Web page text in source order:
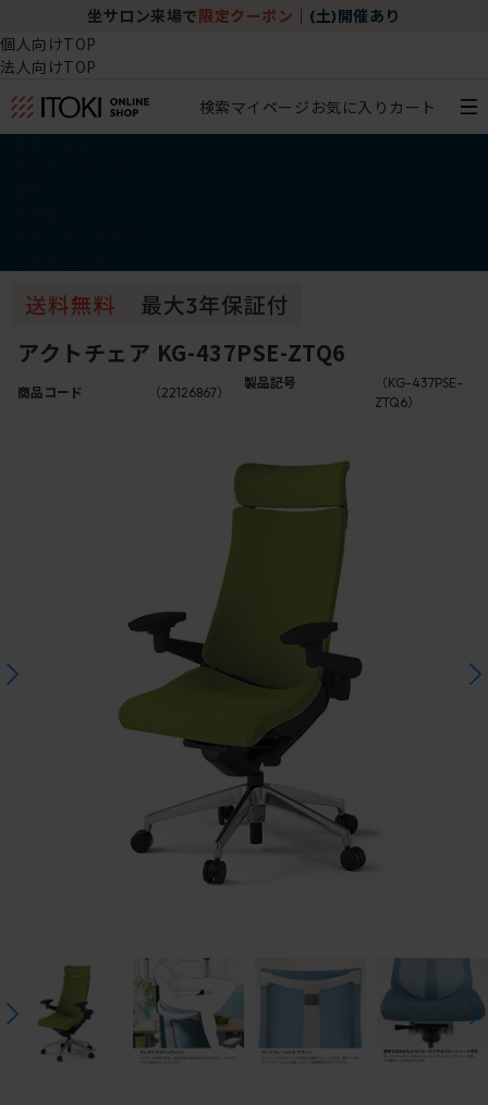
坐サロン来場で 限定クーポン (土)開催あり
個人向けTOP
法人向けTOP
検索マイページ お気に入り カート
アクトチェア KG-437PSE-ZTQ6
商品コード （22126867）
製品記号
（KG-437PSE-
ZTQ6）